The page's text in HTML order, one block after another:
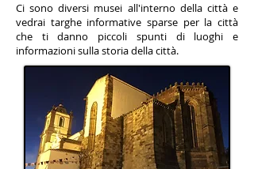
Ci sono diversi musei all'interno della città e
vedrai targhe informative sparse per la città
che ti danno piccoli spunti di luoghi e
informazioni sulla storia della città.